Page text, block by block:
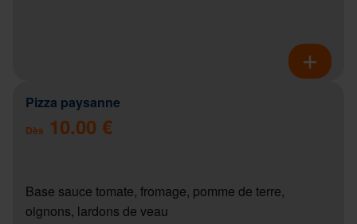
Pizza paysanne
Dès 10.00 €
Base sauce tomate, fromage, pomme de terre,
oignons, lardons de veau